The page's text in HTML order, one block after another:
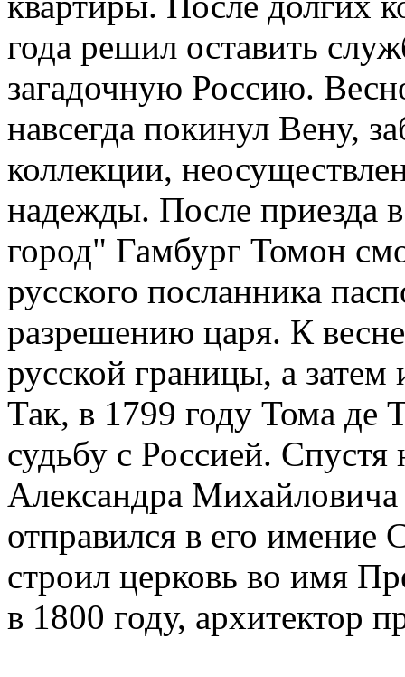
года решил оставить
загадочную Россию.
навсегда покинул Вену,
коллекции,
надежды. После приезда
город" Гамбург Томон
русского посланника
разрешению царя. К
русской границы, а
Так, в 1799 году Тома де
судьбу с Россией.
Александра
отправился в его имение
строил церковь во имя
в 1800 году, архитектор